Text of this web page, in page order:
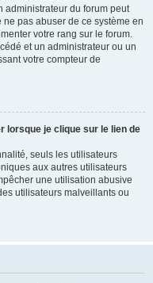
administrateur du forum peut
pas abuser de ce système en
votre rang sur le forum.
et un administrateur ou un
votre compteur de
lorsque je clique sur le lien de
seuls les utilisateurs
aux autres utilisateurs
une utilisation abusive
utilisateurs malveillants ou